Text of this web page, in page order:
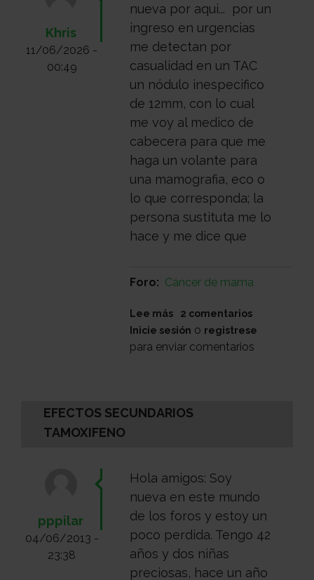
nosotros
de
Observatorio
Khris
11/06/2026 -
00:49
nueva por aqui... por un
ingreso en urgencias
me detectan por
casualidad en un TAC
un nódulo inespecifico
de 12mm, con lo cual
me voy al medico de
cabecera para que me
haga un volante para
una mamografia, eco o
lo que corresponda; la
persona sustituta me lo
hace y me dice que
Foro Cáncer de mama
Lee más sobre
Nodulo
2 comentarios
Inicie sesión o registrese
para enviar comentarios
EFECTOS SECUNDARIOS
TAMOXIFENO
pppilar
04/06/2013 -
23:38
Hola amigos: Soy
nueva en este mundo
de los foros y estoy un
poco perdida. Tengo 42
años y dos niñas
preciosas, hace un año